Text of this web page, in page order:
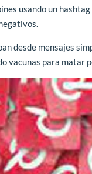
usando un
desde mensajes
vacunas para matar